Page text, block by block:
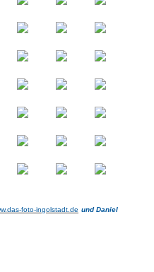
foto-ingolstadt.de und Daniel